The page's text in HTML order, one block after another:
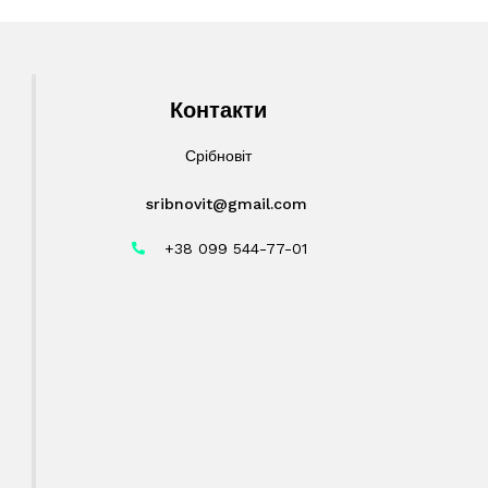
Контакти
Срібновіт
sribnovit@gmail.com
+38 099 544-77-01